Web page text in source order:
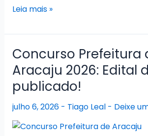
Concurso
SE
2026:
Avaliação
de
títulos
em
andamento
Leia mais »
Concurso Prefeitura
Aracaju 2026: Edital
publicado!
julho 6, 2026 - Tiago Leal - Deixe